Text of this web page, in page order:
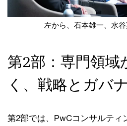
左から、石本雄一、水
第2部：専門領域
く、戦略とガバ
第2部では、PwCコンサルティ